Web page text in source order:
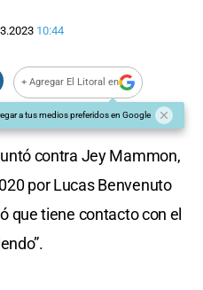
10:44
+ Agregar El Litoral en
a tus medios preferidos en Google
contra Jey Mammon,
por Lucas Benvenuto
que tiene contacto con el